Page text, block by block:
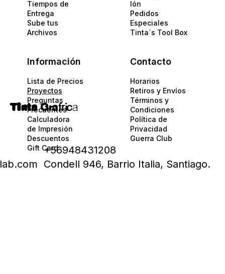
Tiempos de
Entrega
Sube tus
Archivos
Ión
Pedidos
Especiales
Tinta´s Tool Box
Información
Lista de Precios
Proyectos
Preguntas
Frecuentes
Calculadora
de Impresión
Descuentos
Gift Card
Contacto
Horarios
Retiros y Envíos
Términos y
Condiciones
Política de
Privacidad​​
Guerra Club
Tinta Grafrica
+56948431208
Condell 946, Barrio Italia, Santiago.